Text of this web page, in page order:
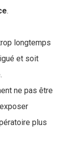
.
longtemps
et soit
ne pas être
plus